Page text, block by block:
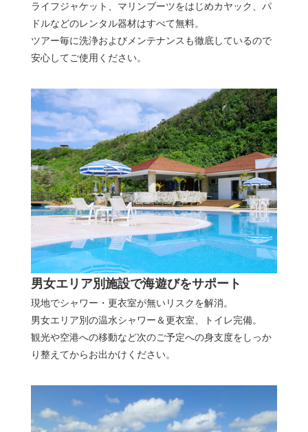
ライフジャケット、マリンブーツをはじめカヤック、パ
ドルなどのレンタル器材はすべて無料。
ツアー毎に洗浄およびメンテナンスも徹底しているので
安心してご使用ください。
男女エリア別施設で海遊びをサポート
現地でシャワー・更衣室が無いリスクを解消。
男女エリア別の温水シャワー＆更衣室、トイレ完備。
観光や空港への移動など次のご予定への身支度をしっか
り整えてからお出かけください。